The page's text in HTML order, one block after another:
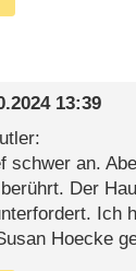
13:39
schwer an.
Der
Ich
Hoecke